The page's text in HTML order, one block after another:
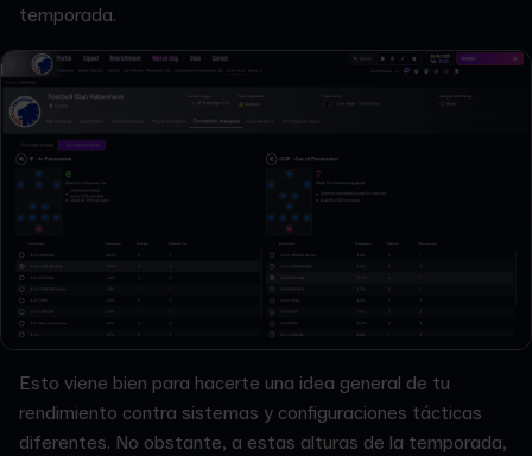
temporada.
Esto viene bien para hacerte una idea general de tu
rendimiento contra sistemas y configuraciones tácticas
diferentes. No obstante, a estas alturas de la temporada,